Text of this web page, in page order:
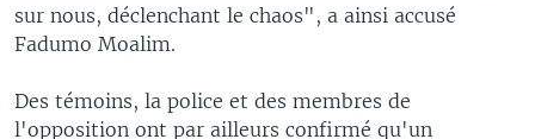
sur nous, déclenchant le chaos", a ainsi accusé
Fadumo Moalim.
Des témoins, la police et des membres de
l'opposition ont par ailleurs confirmé qu'un